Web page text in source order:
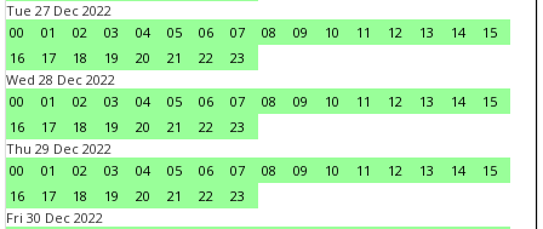
Tue 27 Dec 2022
00
01 02 03 04 05 06 07 08 09 10 11 12 13 14
15
16
17 18 19 20 21 22
23
Wed 28 Dec 2022
00
01 02 03 04 05 06 07 08 09 10 11 12 13 14
15
16
17 18 19 20 21 22
23
Thu 29 Dec 2022
00
01 02 03 04 05 06 07 08 09 10 11 12 13 14
15
16
17 18 19 20 21 22
23
Fri 30 Dec 2022